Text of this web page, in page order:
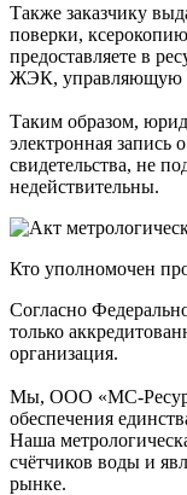
Также заказчику
поверки,
предоставляете в
ЖЭК, управляющую
Таким образом,
электронная запись
свидетельства, не
недействительны.
Кто уполномочен
Согласно
только
организация.
Мы, ООО «МС-
обеспечения
Наша
счётчиков воды и
рынке.